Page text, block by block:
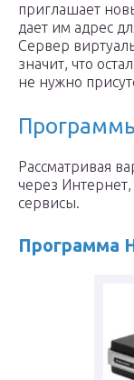
приглашает
дает им адрес
Сервер
значит, что
не нужно
Рассматривая
через
сервисы.
Программа